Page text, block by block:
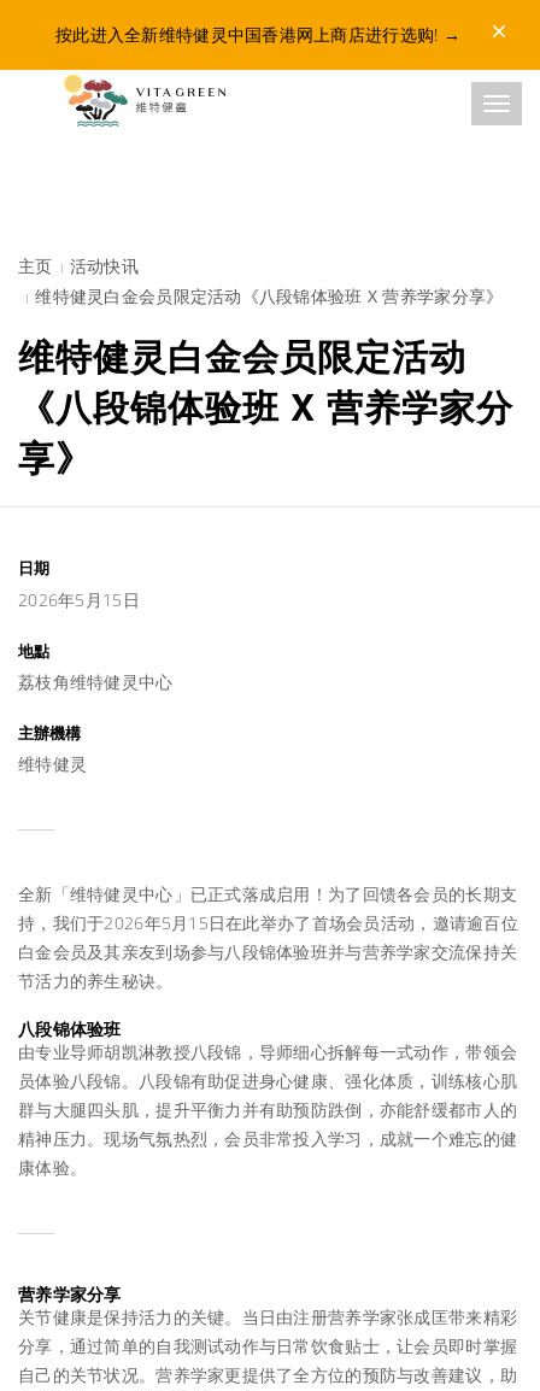
按此进入全新维特健灵中国香港网上商店进行选购! →
主页
活动快讯
维特健灵白金会员限定活动《八段锦体验班 X 营养学家分享》
维特健灵白金会员限定活动
《八段锦体验班 X 营养学家分
享》
日期
2026年5月15日
地點
荔枝角维特健灵中心
主辦機構
维特健灵
全新「维特健灵中心」已正式落成启用！为了回馈各会员的长期支
持，我们于2026年5月15日在此举办了首场会员活动，邀请逾百位
白金会员及其亲友到场参与八段锦体验班并与营养学家交流保持关
节活力的养生秘诀。
八段锦体验班
由专业导师胡凯淋教授八段锦，导师细心拆解每一式动作，带领会
员体验八段锦。八段锦有助促进身心健康、强化体质，训练核心肌
群与大腿四头肌，提升平衡力并有助预防跌倒，亦能舒缓都市人的
精神压力。现场气氛热烈，会员非常投入学习，成就一个难忘的健
康体验。
营养学家分享
关节健康是保持活力的关键。当日由注册营养学家张成匡带来精彩
分享，通过简单的自我测试动作与日常饮食贴士，让会员即时掌握
自己的关节状况。营养学家更提供了全方位的预防与改善建议，助